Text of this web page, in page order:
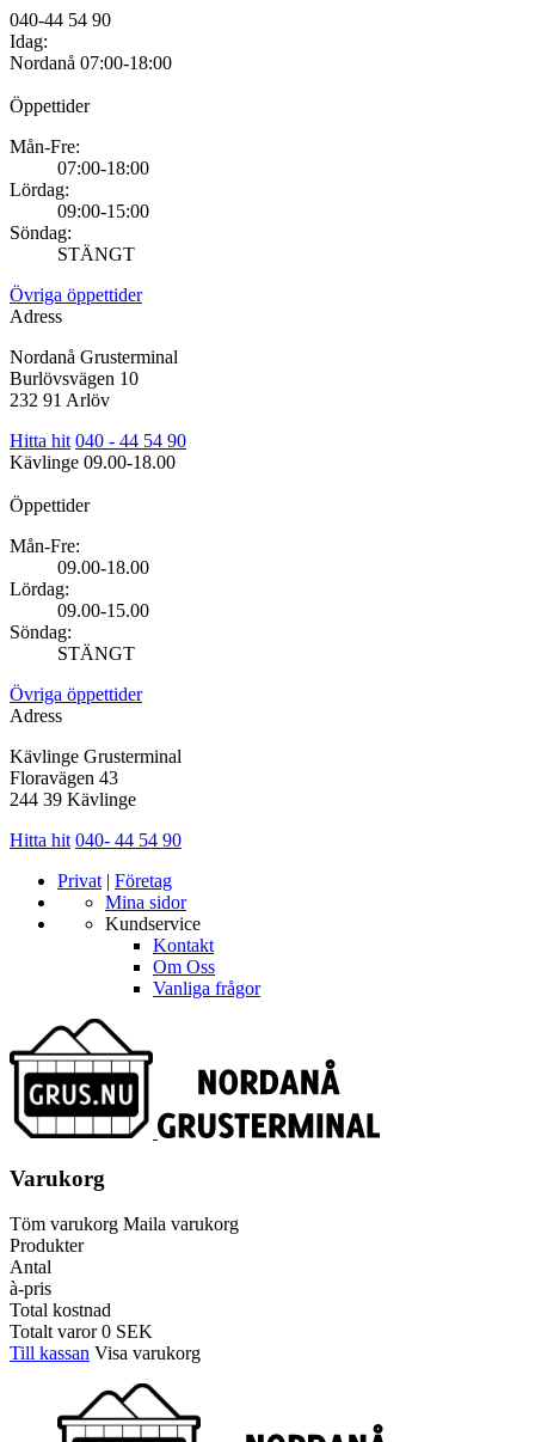
040-44 54 90
Idag:
Nordanå 07:00-18:00
Öppettider
Mån-Fre:
07:00-18:00
Lördag:
09:00-15:00
Söndag:
STÄNGT
Övriga öppettider
Adress
Nordanå Grusterminal
Burlövsvägen 10
232 91 Arlöv
Hitta hit 040 - 44 54 90
Kävlinge 09.00-18.00
Öppettider
Mån-Fre:
09.00-18.00
Lördag:
09.00-15.00
Söndag:
STÄNGT
Övriga öppettider
Adress
Kävlinge Grusterminal
Floravägen 43
244 39 Kävlinge
Hitta hit 040- 44 54 90
Privat | Företag
Mina sidor
Kundservice
Kontakt
Om Oss
Vanliga frågor
Varukorg
Töm varukorg Maila varukorg
Produkter
Antal
à-pris
Total kostnad
Totalt varor0 SEK
Till kassan Visa varukorg